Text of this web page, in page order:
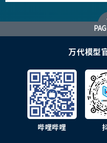
万代模型
哔哩哔哩